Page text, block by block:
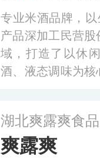
专业米酒品牌，以
产品深加工民营
域，打造了以休
酒、液态调味为
湖北爽露爽食
爽露爽